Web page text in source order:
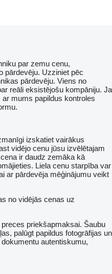
par zemu cenu,
pārdevēju. Uzziniet pēc
pārdevēju. Viens no
reāli eksistējošu kompāniju. Ja
mums papildus kontroles
izskatiet vairākus
vidējo cenu jūsu izvēlētajam
ir daudz zemāka kā
Liela cenu starpība var
ar pārdevēja mēģinājumu veikt
no vidējās cenas uz
priekšapmaksai. Šaubu
palūgt papildus fotogrāfijas un
autentiskumu,